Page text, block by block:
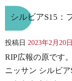
シルビアS15：
投稿日 2023年2月20日
RIP広報の原です。
ニッサン シルビ